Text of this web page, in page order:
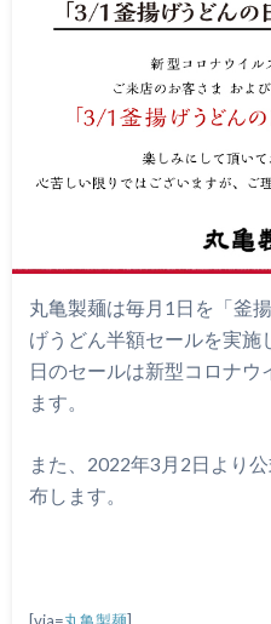
丸亀製麺は毎月1日を「釜
げうどん半額セールを実施
日のセールは新型コロナウ
ます。
また、2022年3月2日より
布します。
[via=丸亀製麺]